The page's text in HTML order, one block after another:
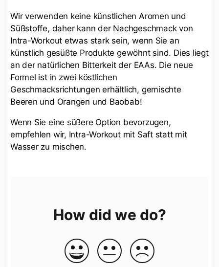
Wir verwenden keine künstlichen Aromen und
Süßstoffe, daher kann der Nachgeschmack von
Intra-Workout etwas stark sein, wenn Sie an
künstlich gesüßte Produkte gewöhnt sind. Dies liegt
an der natürlichen Bitterkeit der EAAs. Die neue
Formel ist in zwei köstlichen
Geschmacksrichtungen erhältlich, gemischte
Beeren und Orangen und Baobab!
Wenn Sie eine süßere Option bevorzugen,
empfehlen wir, Intra-Workout mit Saft statt mit
Wasser zu mischen.
How did we do?